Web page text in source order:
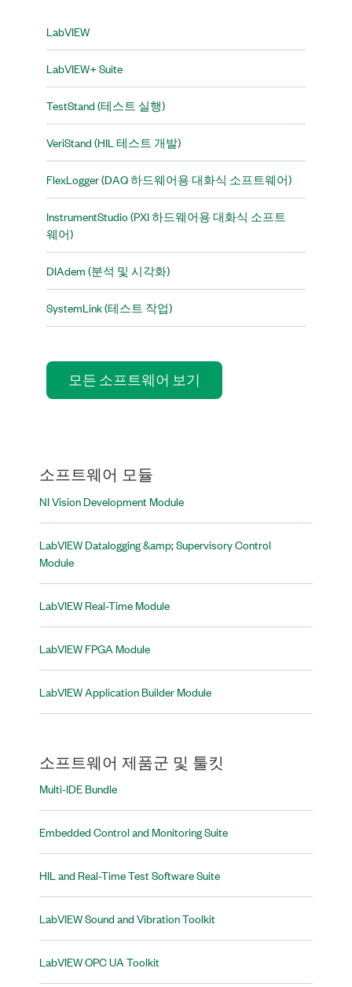
LabVIEW
LabVIEW+ Suite
TestStand (테스트 실행)
VeriStand (HIL 테스트 개발)
FlexLogger (DAQ 하드웨어용 대화식 소프트웨어)
InstrumentStudio (PXI 하드웨어용 대화식 소프트
웨어)
DIAdem (분석 및 시각화)
SystemLink (테스트 작업)
모든 소프트웨어 보기
소프트웨어 모듈
NI Vision Development Module
LabVIEW Datalogging &amp; Supervisory Control
Module
LabVIEW Real-Time Module
LabVIEW FPGA Module
LabVIEW Application Builder Module
소프트웨어 제품군 및 툴킷
Multi-IDE Bundle
Embedded Control and Monitoring Suite
HIL and Real-Time Test Software Suite
LabVIEW Sound and Vibration Toolkit
LabVIEW OPC UA Toolkit